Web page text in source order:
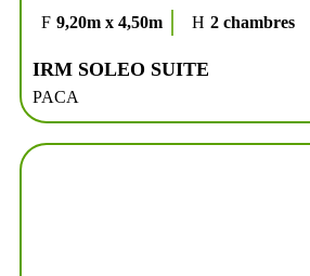
9,20m x 4,50m 2 chambres
IRM SOLEO SUITE
PACA